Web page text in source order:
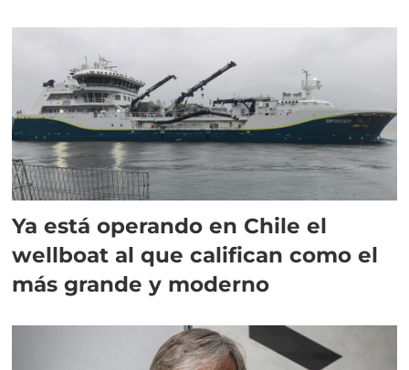
Ya está operando en Chile el
wellboat al que califican como el
más grande y moderno